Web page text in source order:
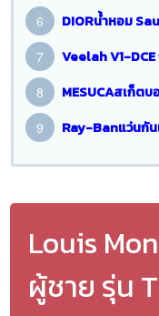
DIORน้ำหอม
Veelah V1-DCE
MESUCAสเก็ต
Ray-Banแว่นกั
Louis
ผู้ชาย รุ่น